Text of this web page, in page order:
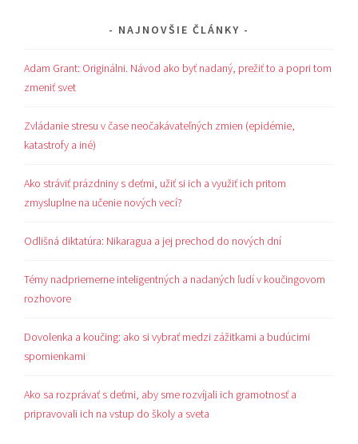
NAJNOVŠIE ČLÁNKY
Adam Grant: Originálni. Návod ako byť nadaný, prežiť to a popri tom
zmeniť svet
Zvládanie stresu v čase neočakávateľných zmien (epidémie,
katastrofy a iné)
Ako stráviť prázdniny s deťmi, užiť si ich a využiť ich pritom
zmysluplne na učenie nových vecí?
Odlišná diktatúra: Nikaragua a jej prechod do nových dní
Témy nadpriemerne inteligentných a nadaných ľudí v koučingovom
rozhovore
Dovolenka a koučing: ako si vybrať medzi zážitkami a budúcimi
spomienkami
Ako sa rozprávať s deťmi, aby sme rozvíjali ich gramotnosť a
pripravovali ich na vstup do školy a sveta